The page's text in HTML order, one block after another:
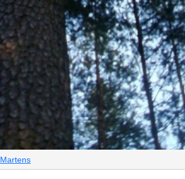
Martens